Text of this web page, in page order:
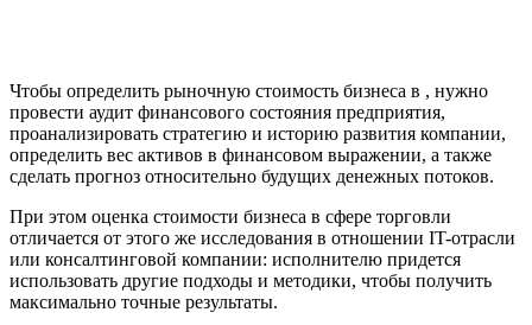
Чтобы определить рыночную стоимость бизнеса в , нужно
провести аудит финансового состояния предприятия,
проанализировать стратегию и историю развития компании,
определить вес активов в финансовом выражении, а также
сделать прогноз относительно будущих денежных потоков.
При этом оценка стоимости бизнеса в сфере торговли
отличается от этого же исследования в отношении IT-отрасли
или консалтинговой компании: исполнителю придется
использовать другие подходы и методики, чтобы получить
максимально точные результаты.
Великий Новгород
Великий Устюг
Вельск
Верещагино
Верхняя Пышма
Верхняя Салда
Видное
Владивосток